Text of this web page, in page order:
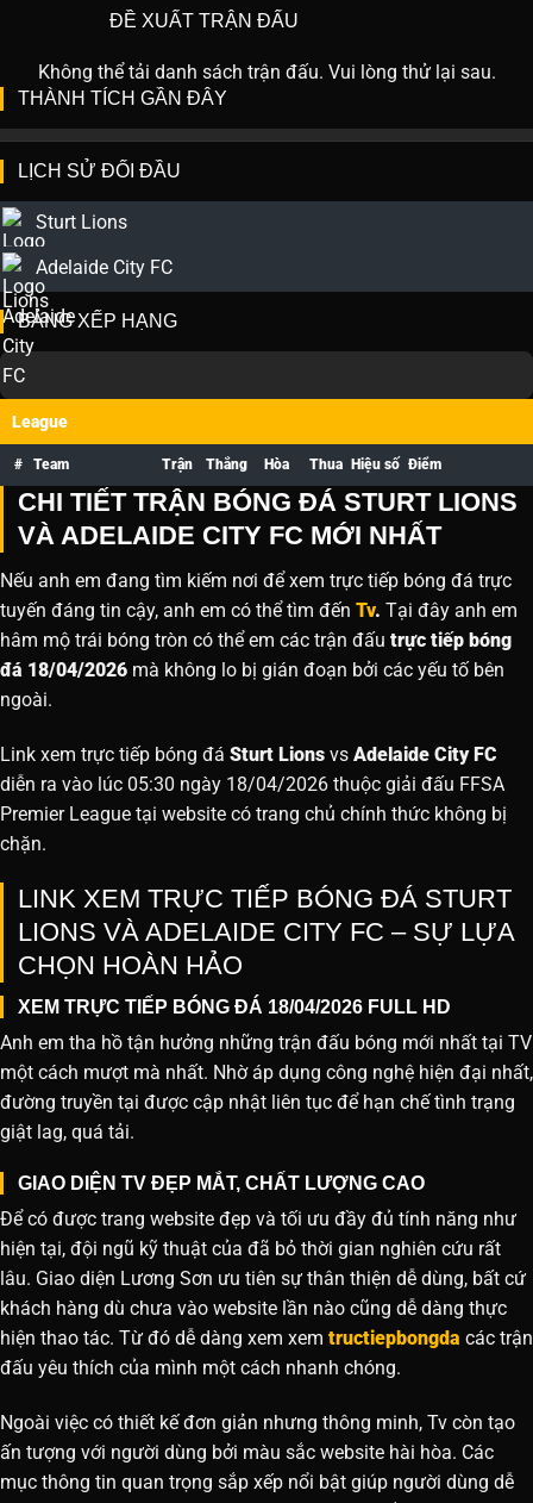
ĐỀ XUẤT TRẬN ĐẤU
Không thể tải danh sách trận đấu. Vui lòng thử lại sau.
THÀNH TÍCH GẦN ĐÂY
LỊCH SỬ ĐỐI ĐẦU
Sturt Lions
Adelaide City FC
BẢNG XẾP HẠNG
League
# Team Trận Thắng Hòa Thua Hiệu số Điểm
CHI TIẾT TRẬN BÓNG ĐÁ STURT LIONS
VÀ ADELAIDE CITY FC MỚI NHẤT
Nếu anh em đang tìm kiếm nơi để xem trực tiếp bóng đá trực
tuyến đáng tin cậy, anh em có thể tìm đến Tv. Tại đây anh em
hâm mộ trái bóng tròn có thể em các trận đấu trực tiếp bóng
đá 18/04/2026 mà không lo bị gián đoạn bởi các yếu tố bên
ngoài.
Link xem trực tiếp bóng đá Sturt Lions vs Adelaide City FC
diễn ra vào lúc 05:30 ngày 18/04/2026 thuộc giải đấu FFSA
Premier League tại website có trang chủ chính thức không bị
chặn.
LINK XEM TRỰC TIẾP BÓNG ĐÁ STURT
LIONS VÀ ADELAIDE CITY FC – SỰ LỰA
CHỌN HOÀN HẢO
XEM TRỰC TIẾP BÓNG ĐÁ 18/04/2026 FULL HD
Anh em tha hồ tận hưởng những trận đấu bóng mới nhất tại TV
một cách mượt mà nhất. Nhờ áp dụng công nghệ hiện đại nhất,
đường truyền tại được cập nhật liên tục để hạn chế tình trạng
giật lag, quá tải.
GIAO DIỆN TV ĐẸP MẮT, CHẤT LƯỢNG CAO
Để có được trang website đẹp và tối ưu đầy đủ tính năng như
hiện tại, đội ngũ kỹ thuật của đã bỏ thời gian nghiên cứu rất
lâu. Giao diện Lương Sơn ưu tiên sự thân thiện dễ dùng, bất cứ
khách hàng dù chưa vào website lần nào cũng dễ dàng thực
hiện thao tác. Từ đó dễ dàng xem xem tructiepbongda các trận
đấu yêu thích của mình một cách nhanh chóng.
Ngoài việc có thiết kế đơn giản nhưng thông minh, Tv còn tạo
ấn tượng với người dùng bởi màu sắc website hài hòa. Các
mục thông tin quan trọng sắp xếp nổi bật giúp người dùng dễ